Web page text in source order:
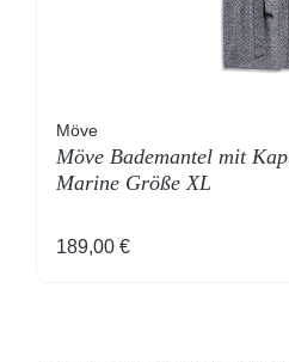
Möve
Möve Bademantel mit
Marine Größe XL
Regulärer Preis:
189,00 €